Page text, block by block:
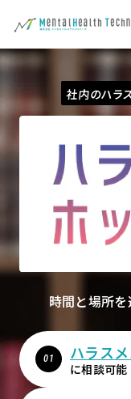
社内のハラ
時間と場所を
ハラス
に相談可能